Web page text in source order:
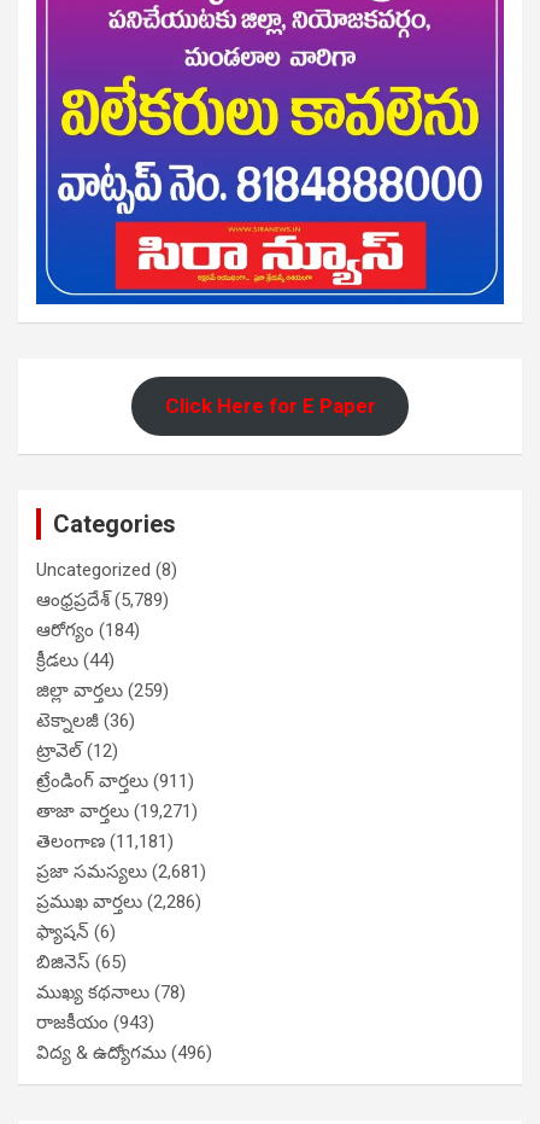
Click Here for E Paper
Categories
Uncategorized (8)
ఆంధ్రప్రదేశ్(5,789)
ఆరోగ్యం (184)
క్రీడలు (44)
జిల్లా వార్తలు (259)
టెక్నాలజీ (36)
ట్రావెల్(12)
ట్రేండింగ్ వార్తలు (911)
తాజా వార్తలు (19,271)
తెలంగాణ (11,181)
ప్రజా సమస్యలు (2,681)
ప్రముఖ వార్తలు (2,286)
ఫ్యాషన్ (6)
బిజినెస్ (65)
ముఖ్య కథనాలు (78)
రాజకీయం (943)
విద్య & ఉద్యోగము (496)